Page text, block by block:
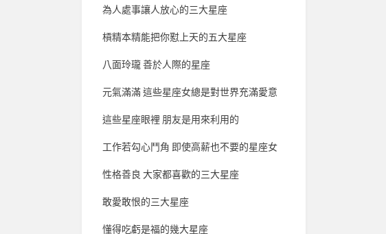
為人處事讓人放心的三大星座
槓精本精能把你懟上天的五大星座
八面玲瓏 善於人際的星座
元氣滿滿 這些星座女總是對世界充滿愛意
這些星座眼裡 朋友是用來利用的
工作若勾心鬥角 即使高薪也不要的星座女
性格善良 大家都喜歡的三大星座
敢愛敢恨的三大星座
懂得吃虧是福的幾大星座